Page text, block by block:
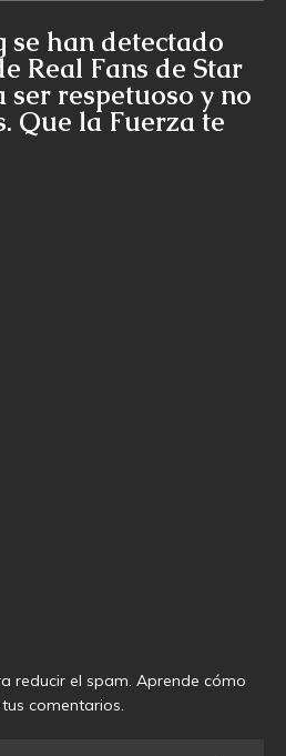
se han detectado
Real Fans de Star
ser respetuoso y no
Que la Fuerza te
reducir el spam. Aprende cómo
comentarios.